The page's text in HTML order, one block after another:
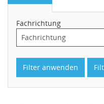
Fachrichtung
Filter anwenden